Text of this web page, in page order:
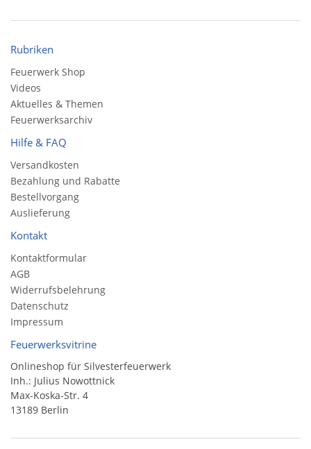
Rubriken
Feuerwerk Shop
Videos
Aktuelles & Themen
Feuerwerksarchiv
Hilfe & FAQ
Versandkosten
Bezahlung und Rabatte
Bestellvorgang
Auslieferung
Kontakt
Kontaktformular
AGB
Widerrufsbelehrung
Datenschutz
Impressum
Feuerwerksvitrine
Onlineshop für Silvesterfeuerwerk
Inh.: Julius Nowottnick
Max-Koska-Str. 4
13189 Berlin